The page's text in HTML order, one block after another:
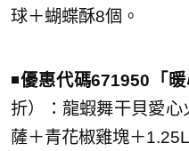
球＋蝴蝶酥8個。
◾️優惠代碼671950「
折）：龍蝦舞干貝愛
薩＋青花椒雞塊＋